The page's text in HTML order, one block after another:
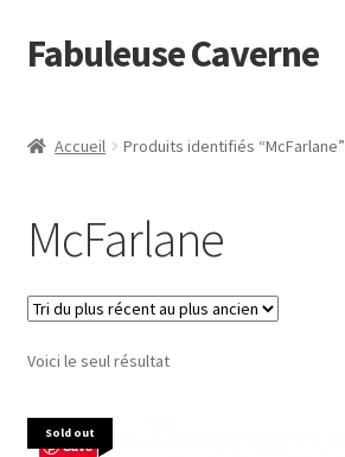
Aller
à
navigation
Aller
au
Fabuleuse Caverne
Superflat Museum Murakami
En réapprovisionnement
Accueil Produits identifiés “McFarlane”
McFarlane
Voici le seul résultat
Sold out
Save